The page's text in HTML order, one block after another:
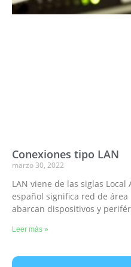
Conexiones tipo LAN
marzo 30, 2022
LAN viene de las siglas
español significa red de área
abarcan dispositivos y
Leer más »